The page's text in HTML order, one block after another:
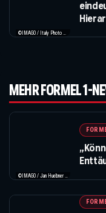
MEHR FORMEL 1-